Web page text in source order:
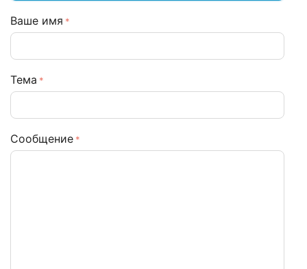
Ваше имя
Тема
Сообщение